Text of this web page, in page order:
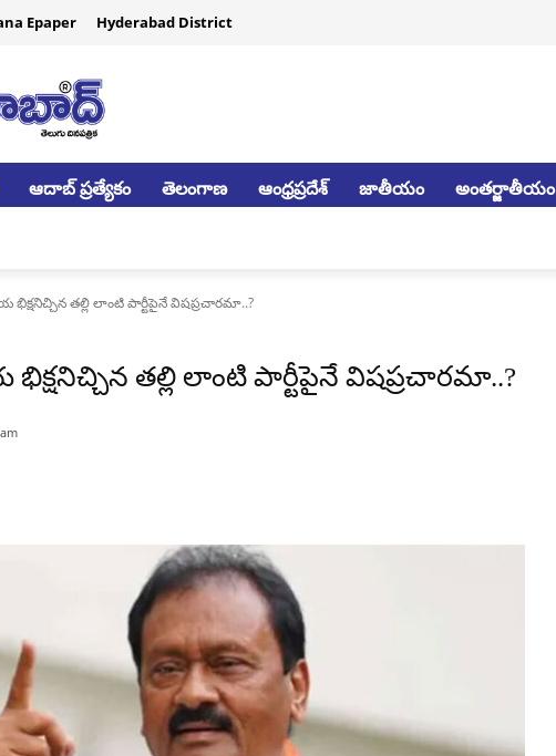
Epaper Hyderabad District
ఆదాబ్ ప్రత్యేకం తెలంగాణ ఆంధ్రప్రదేశ్ జాతీయం అంతర్జాతీయం
భిక్షనిచ్చిన తల్లి లాంటి పార్టీపైనే విషప్రచారమా..?
భిక్షనిచ్చిన తల్లి లాంటి పార్టీపైనే విషప్రచారమా..?